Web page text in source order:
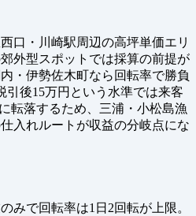
口・川崎駅周辺の高坪単価エリ
外型スポットでは採算の前提が
・伊勢佐木町なら回転率で勝負
引後15万円という水準では来客
転落するため、三浦・小松島漁
入れルートが収益の分岐点にな
みで回転率は1日2回転が上限。